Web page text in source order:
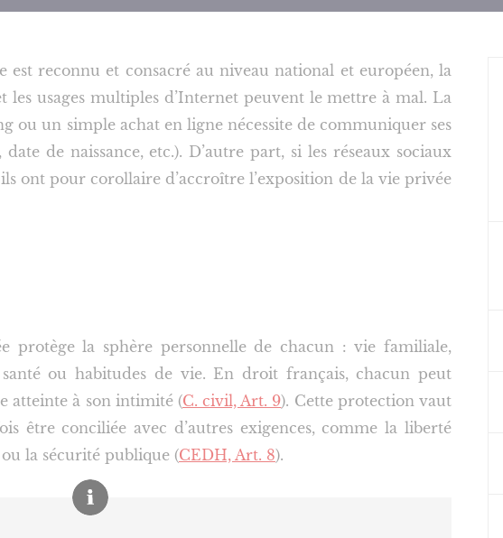
reconnu et consacré au niveau national et européen, la
les usages multiples d’Internet peuvent le mettre à mal. La
ou un simple achat en ligne nécessite de communiquer ses
de naissance, etc.). D’autre part, si les réseaux sociaux
ont pour corollaire d’accroître l’exposition de la vie privée
protège la sphère personnelle de chacun : vie familiale,
ou habitudes de vie. En droit français, chacun peut
atteinte à son intimité (C. civil, Art. 9). Cette protection vaut
être conciliée avec d’autres exigences, comme la liberté
la sécurité publique (CEDH, Art. 8).